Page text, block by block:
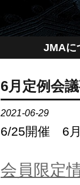
JMAに
6月定例会
2021-06-29
6/25開催 6月
会員限定